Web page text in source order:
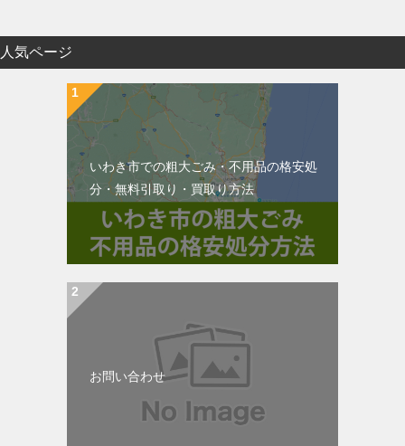
人気ページ
いわき市での粗大ごみ・不用品の格安処
分・無料引取り・買取り方法
お問い合わせ